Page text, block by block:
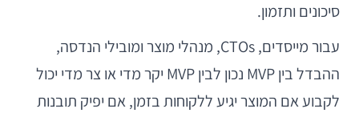
סיכונים ותזמון.
עבור מייסדים, CTOs, מנהלי מוצר ומובילי הנדסה,
ההבדל בין MVP נכון לבין MVP יקר מדי או צר מדי יכול
לקבוע אם המוצר יגיע ללקוחות בזמן, אם יפיק תובנות